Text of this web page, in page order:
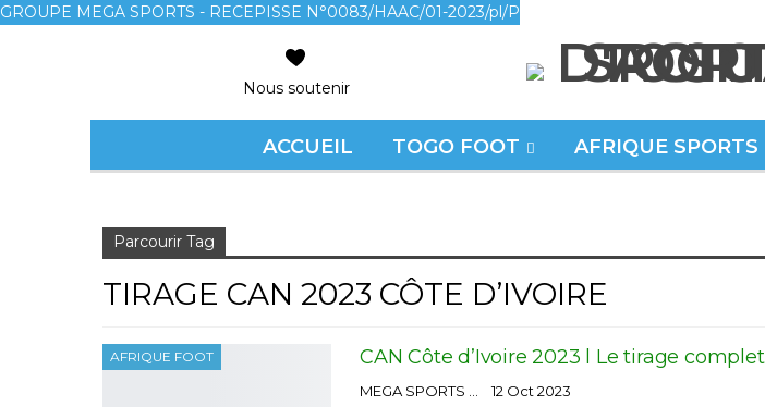
GROUPE MEGA SPORTS - RECEPISSE N°0083/HAAC/01-2023/pl/P
Nous soutenir
ACCUEIL TOGO FOOT AFRIQUE SPORTS
Parcourir Tag
TIRAGE CAN 2023 CÔTE D’IVOIRE
AFRIQUE FOOT CAN Côte d’Ivoire 2023 l Le tirage complet
12 Oct 2023